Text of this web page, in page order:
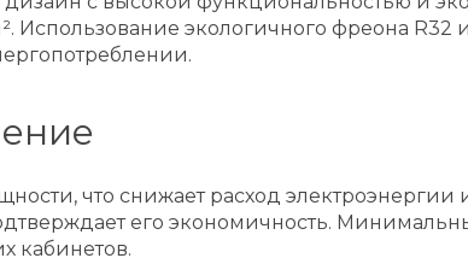
экологичного фреона R32
что снижает расход электроэнергии
его экономичность.
кабинетов.